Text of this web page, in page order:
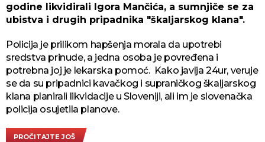
godine likvidirali Igora Mančića, a sumnjiče se za
ubistva i drugih pripadnika "škaljarskog klana".
Policija je prilikom hapšenja morala da upotrebi
sredstva prinude, a jedna osoba je povređena i
potrebna joj je lekarska pomoć. Kako javlja 24ur, veruje
se da su pripadnici kavačkog i supraničkog škaljarskog
klana planirali likvidacije u Sloveniji, ali im je slovenačka
policija osujetila planove.
PROČITAJTE JOŠ